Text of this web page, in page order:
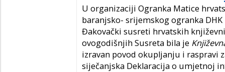
U organizaciji Ogranka Matice
baranjsko- srijemskog ogranka DHK
Đakovački susreti hrvatskih
ovogodišnjih Susreta bila je
izravan povod okupljanju i raspravi
siječanjska Deklaracija o umjetnoj